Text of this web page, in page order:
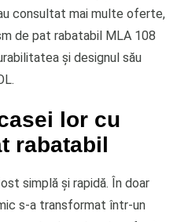
consultat mai multe oferte,
de pat rabatabil MLA 108
și designul său
lor cu
rabatabil
simplă și rapidă. În doar
s-a transformat într-un